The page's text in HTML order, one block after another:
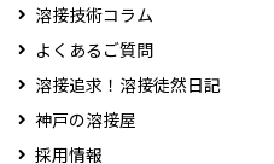
溶接技術コラム
よくあるご質問
溶接追求！溶接徒然日記
神戸の溶接屋
採用情報